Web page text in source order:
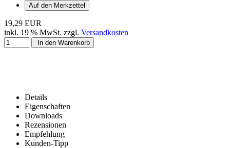
19,29 EUR
inkl. 19 % MwSt. zzgl. Versandkosten
In den Warenkorb
Details
Eigenschaften
Downloads
Rezensionen
Empfehlung
Kunden-Tipp